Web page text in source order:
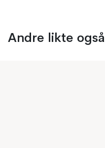
Andre likte også